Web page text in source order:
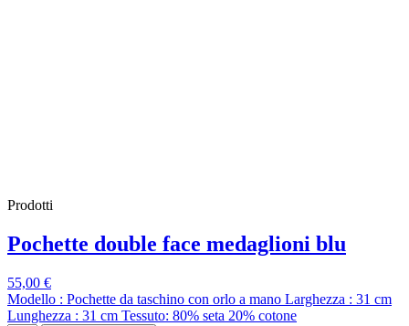
Prodotti
Pochette double face medaglioni blu
55,00 €
Modello : Pochette da taschino con orlo a mano Larghezza : 31 cm
Lunghezza : 31 cm Tessuto: 80% seta 20% cotone